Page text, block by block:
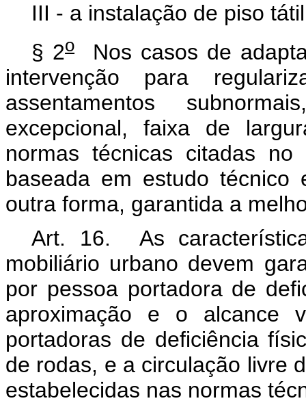
III - a instalação de piso
§ 2o
Nos casos de
intervenção para
assentamentos
excepcional, faixa de
normas técnicas citadas
baseada em estudo
outra forma, garantida a
Art. 16. As
mobiliário urbano devem
por pessoa portadora de
aproximação e o alcance
portadoras de deficiência
de rodas, e a circulação livre
estabelecidas nas normas